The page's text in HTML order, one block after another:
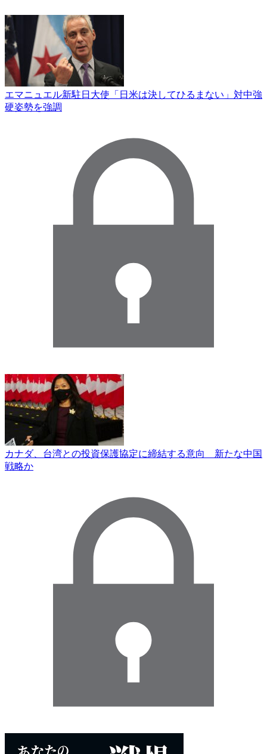
エマニュエル新駐日大使「日米は決してひるまない」対中強
硬姿勢を強調
カナダ、台湾との投資保護協定に締結する意向 新たな中国
戦略か